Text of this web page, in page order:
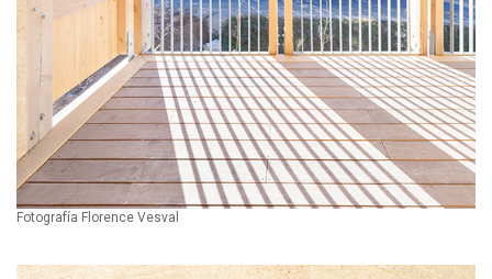
Fotografía Florence Vesval